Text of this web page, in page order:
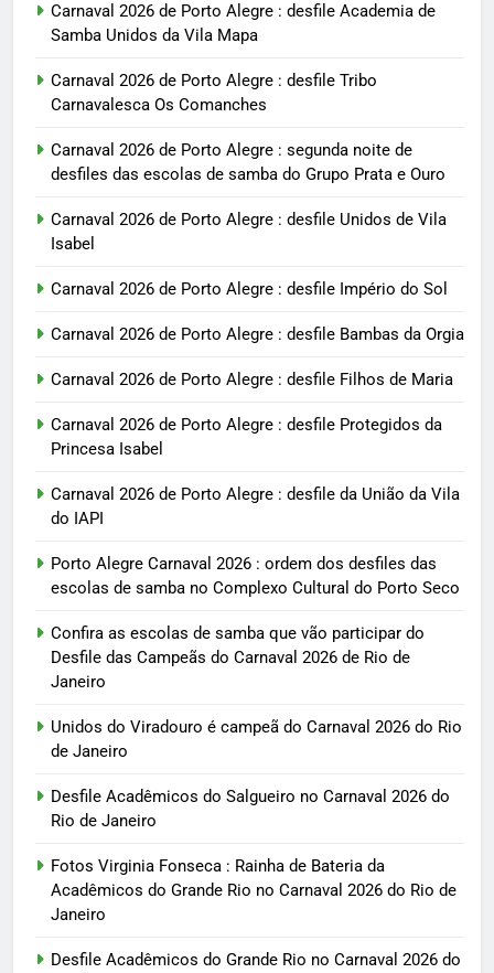
Carnaval 2026 de Porto Alegre : desfile Academia de
Samba Unidos da Vila Mapa
Carnaval 2026 de Porto Alegre : desfile Tribo
Carnavalesca Os Comanches
Carnaval 2026 de Porto Alegre : segunda noite de
desfiles das escolas de samba do Grupo Prata e Ouro
Carnaval 2026 de Porto Alegre : desfile Unidos de Vila
Isabel
Carnaval 2026 de Porto Alegre : desfile Império do Sol
Carnaval 2026 de Porto Alegre : desfile Bambas da Orgia
Carnaval 2026 de Porto Alegre : desfile Filhos de Maria
Carnaval 2026 de Porto Alegre : desfile Protegidos da
Princesa Isabel
Carnaval 2026 de Porto Alegre : desfile da União da Vila
do IAPI
Porto Alegre Carnaval 2026 : ordem dos desfiles das
escolas de samba no Complexo Cultural do Porto Seco
Confira as escolas de samba que vão participar do
Desfile das Campeãs do Carnaval 2026 de Rio de
Janeiro
Unidos do Viradouro é campeã do Carnaval 2026 do Rio
de Janeiro
Desfile Acadêmicos do Salgueiro no Carnaval 2026 do
Rio de Janeiro
Fotos Virginia Fonseca : Rainha de Bateria da
Acadêmicos do Grande Rio no Carnaval 2026 do Rio de
Janeiro
Desfile Acadêmicos do Grande Rio no Carnaval 2026 do